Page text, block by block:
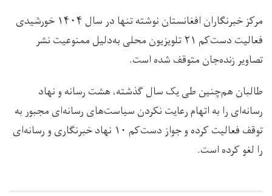
مرکز خبرنگاران افغانستان نوشته تنها در سال ۱۴۰۴ خورشیدی
فعالیت دست‌کم ۲۱ تلویزیون محلی به‌دلیل ممنوعیت نشر
تصاویر زنده‌جان متوقف شده است.
طالبان هم‌چنین طی یک سال گذشته، هشت رسانه و نهاد
رسانه‌ای را به اتهام رعایت نکردن سیاست‌های رسانه‌ای مجبور به
توقف فعالیت کرده و جواز دست‌کم ۱۰ نهاد خبرنگاری و رسانه‌ای
را لغو کرده است.